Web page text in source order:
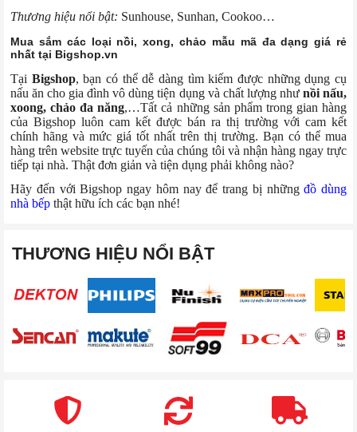
Thương hiệu nổi bật: Sunhouse, Sunhan, Cookoo…
Mua sắm các loại nồi, xong, chảo mẫu mã đa dạng giá rẻ
nhất tại Bigshop.vn
Tại Bigshop, bạn có thể dễ dàng tìm kiếm được những dụng cụ
nấu ăn cho gia đình vô dùng tiện dụng và chất lượng như nồi nấu,
xoong, chảo đa năng,…Tất cả những sản phẩm trong gian hàng
của Bigshop luôn cam kết được bán ra thị trường với cam kết
chính hãng và mức giá tốt nhất trên thị trường. Bạn có thể mua
hàng trên website trực tuyến của chúng tôi và nhận hàng ngay trực
tiếp tại nhà. Thật đơn giản và tiện dụng phải không nào?
Hãy đến với Bigshop ngay hôm nay để trang bị nhữngđồ dùng
nhà bếp thật hữu ích các bạn nhé!
THƯƠNG HIỆU NỔI BẬT